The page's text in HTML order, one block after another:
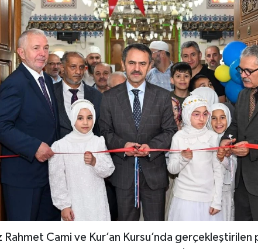
Rahmet Cami ve Kur’an Kursu’nda gerçekleştirilen